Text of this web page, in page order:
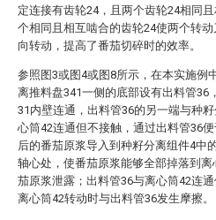
定连接有齿轮24，且两个齿轮24相同
个相同且相互啮合的齿轮24使两个转
向转动，提高了番茄切碎时的效率。
参照图3或图4或图8所示，在本实施例
离推料盘341一侧的底部设有出料管36
31内壁连通，出料管36的另一端与种
心筒42连通但不接触，通过出料管36
后的番茄原浆导入到种籽分离组件4中
轴心处，使番茄原浆能够全部掉落到离
茄原浆泄露；出料管36与离心筒42连
离心筒42转动时与出料管36发生摩擦。